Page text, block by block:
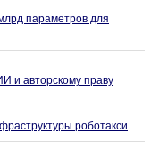
параметров для
и авторскому праву
роботакси